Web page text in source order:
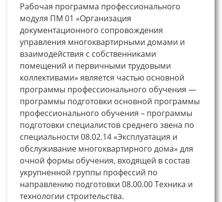
Рабочая программа профессионального
модуля ПМ 01 «Организация
документационного сопровождения
управления многоквартирными домами и
взаимодействия с собственниками
помещений и первичными трудовыми
коллективами» является частью основной
программы профессионального обучения —
программы подготовки основной программы
профессионального обучения – программы
подготовки специалистов среднего звена по
специальности 08.02.14 «Эксплуатация и
обслуживание многоквартирного дома» для
очной формы обучения, входящей в состав
укрупненной группы профессий по
направлению подготовки 08.00.00 Техника и
технологии строительства.